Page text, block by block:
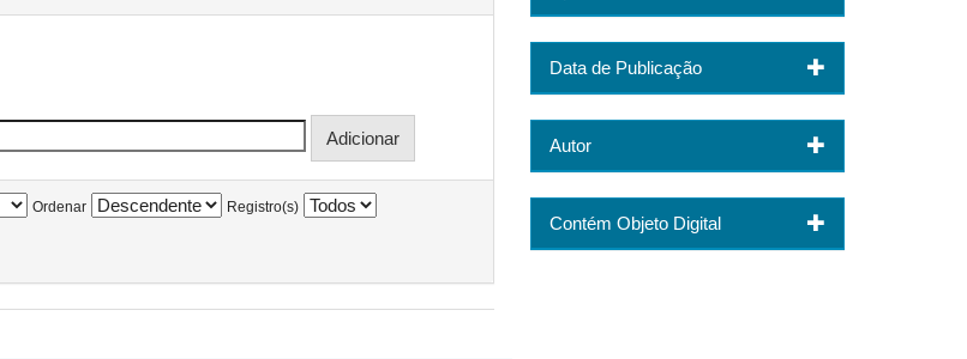
Ordenar Registro(s)
Data de Publicação
Autor
Contém Objeto Digital